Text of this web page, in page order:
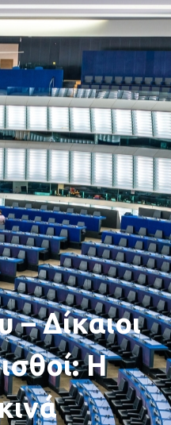
– Δίκαιοι
Η